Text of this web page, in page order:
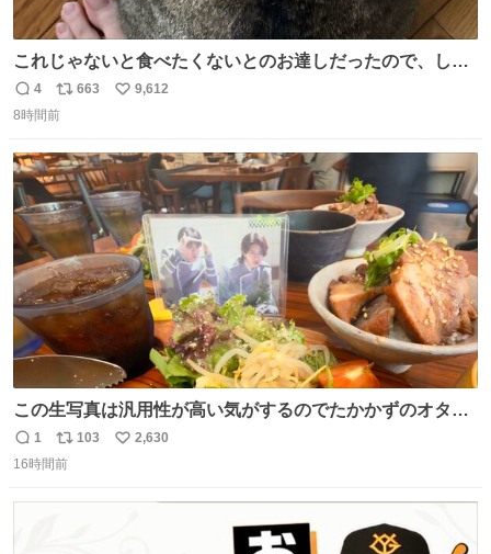
これじゃないと食べたくないとのお達しだったので、しっ
ぽ置き場係になっている
返
信
4
リ
ポ
ト
数
663
い
数
9,612
8時間前
この生写真は汎用性が高い気がするのでたかかずのオタク
は絶対買った方が良いw
返
信
1
リ
ポ
103
い
2,630
16時間前